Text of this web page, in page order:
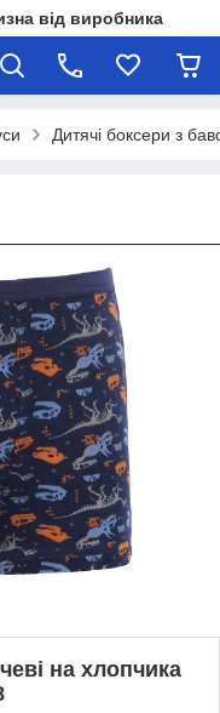
від виробника
Дитячі боксери з
на хлопчика